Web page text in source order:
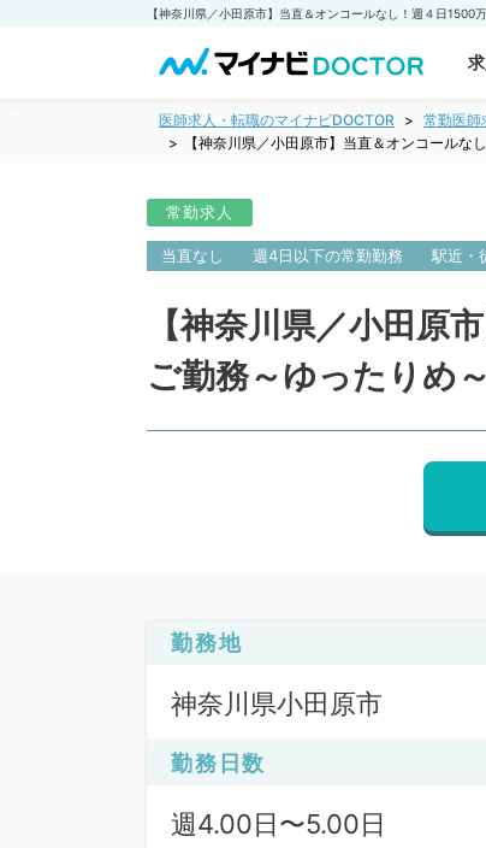
医師求人・転職のマイナビDOCTOR 常勤医師
【神奈川県／小田原市】当直＆オンコール
常勤求人
当直なし 週4日以下の常勤勤務 駅近・
【神奈川県／小田
ご勤務～ゆったりめ
勤務地
神奈川県小田原市
勤務日数
週4.00日〜5.00日